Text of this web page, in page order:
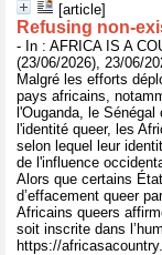
[article]
Refusing non-
- In : AFRICA IS A
(23/06/2026), 23/06/
Malgré les efforts
pays africains,
l'Ouganda, le
l'identité queer, les
selon lequel leur
de l'influence
Alors que certains
d’effacement queer
Africains queers
soit inscrite dans
https://